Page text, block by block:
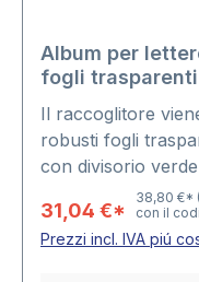
Album per
fogli
Il raccoglitore
robusti fogli
con divisorio
entrambi i lati Nr.
ovattata in
marrone, il
31,04 €*
38,80 €*
con il
Prezzi incl. IVA piú